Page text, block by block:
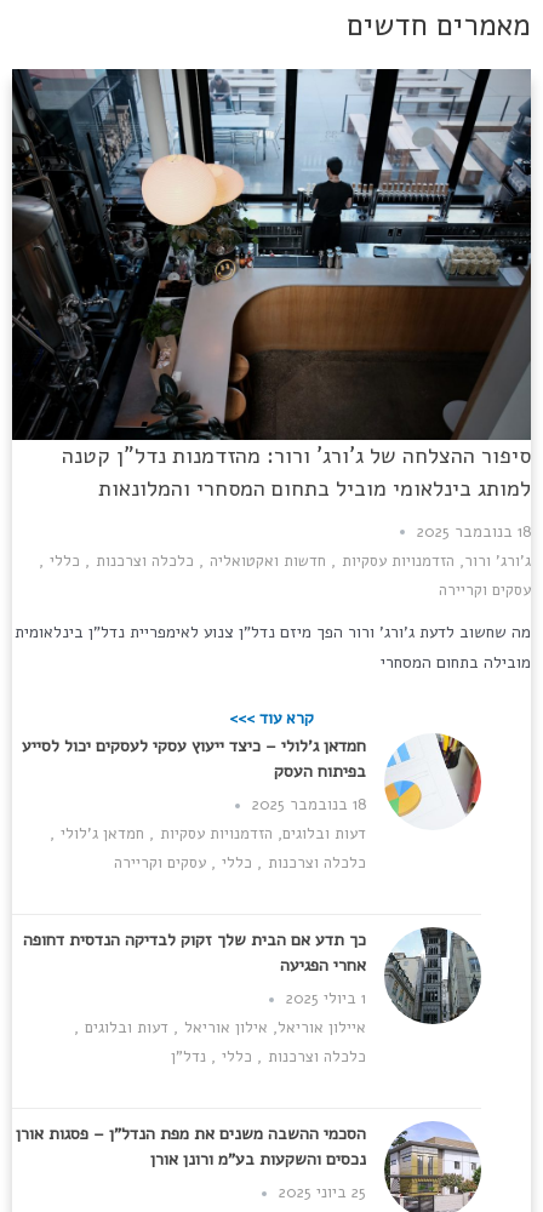
מאמרים חדשים
סיפור ההצלחה של ג'ורג' ורור: מהזדמנות נדל"ן קטנה
למותג בינלאומי מוביל בתחום המסחרי והמלונאות
18 בנובמבר 2025
ג'ורג' ורור, הזדמנויות עסקיות , חדשות ואקטואליה , כלכלה וצרכנות , כללי ,
עסקים וקריירה
מה שחשוב לדעת ג'ורג' ורור הפך מיזם נדל"ן צנוע לאימפריית נדל"ן בינלאומית
מובילה בתחום המסחרי
קרא עוד >>>
חמדאן ג'לולי – כיצד ייעוץ עסקי לעסקים יכול לסייע
בפיתוח העסק
18 בנובמבר 2025
דעות ובלוגים, הזדמנויות עסקיות , חמדאן ג'לולי ,
כלכלה וצרכנות , כללי ,עסקים וקריירה
כך תדע אם הבית שלך זקוק לבדיקה הנדסית דחופה
אחרי הפגיעה
1 ביולי 2025
איילון אוריאל, אילון אוריאל , דעות ובלוגים ,
כלכלה וצרכנות , כללי ,נדל"ן
הסכמי ההשבה משנים את מפת הנדל"ן – פסגות אורן
נכסים והשקעות בע"מ ורונן אורן
25 ביוני 2025